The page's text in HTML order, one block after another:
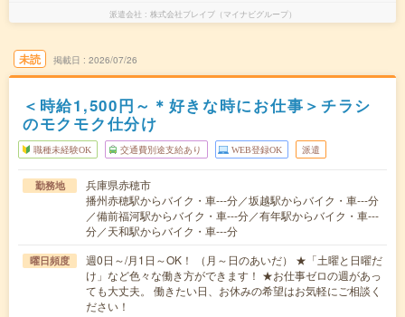
派遣会社 株式会社ブレイブ（マイナビグループ）
未読 掲載日 2026/07/26
＜時給1,500円～＊好きな時にお仕事＞チラシ
のモクモク仕分け
職種未経験OK 交通費別途支給あり WEB登録OK 派遣
勤務地
兵庫県赤穂市
播州赤穂駅からバイク・車---分／坂越駅からバイク・車---分
／備前福河駅からバイク・車---分／有年駅からバイク・車---
分／天和駅からバイク・車---分
曜日頻度
週0日～/月1日～OK！ （月～日のあいだ） ★「土曜と日曜だ
け」など色々な働き方ができます！ ★お仕事ゼロの週があっ
ても大丈夫。 働きたい日、お休みの希望はお気軽にご相談く
ださい！